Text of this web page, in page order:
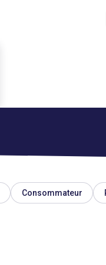
Consommateur